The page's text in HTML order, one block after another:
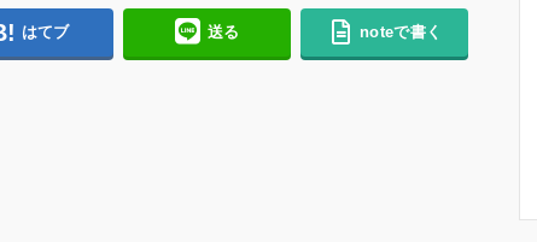
はてブ 送る noteで書く